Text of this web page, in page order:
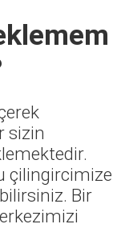
sizin
çilingircimize
Bir